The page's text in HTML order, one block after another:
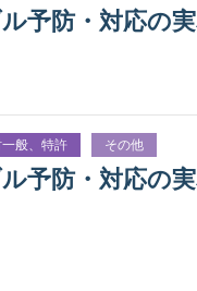
予防・対応の
般、特許 その他
予防・対応の